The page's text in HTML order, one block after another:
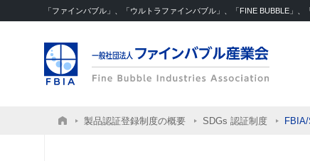
「ファインバブル」、「ウルトラファインバブル」、「FINE BUBBLE」
製品認証登録制度の概要 SDGs 認証制度